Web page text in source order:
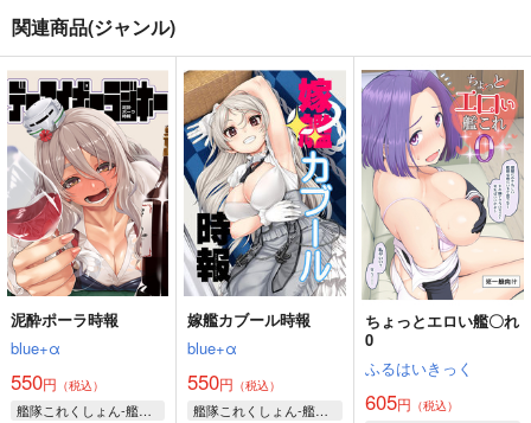
関連商品(ジャンル)
泥酔ポーラ時報
blue+α
550円 （税込）
艦隊これくしょん-艦これ-
嫁艦カブール時報
blue+α
550円 （税込）
艦隊これくしょん-艦これ-
ちょっとエロい艦〇れ
0
ふるはいきっく
605円 （税込）